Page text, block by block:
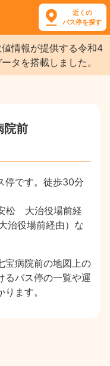
近くの
バス停を探す
情報が提供する令和4
タを搭載しました。
院前
停です。徒歩30分
松 大治役場前経
役場前経由）な
宝病院前の地図上の
るバス停の一覧や運
ます。